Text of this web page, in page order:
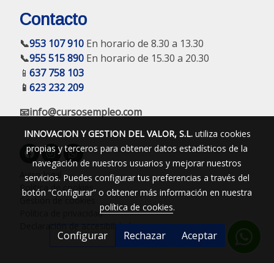
Contacto
📞953 107 910 En horario de 8.30 a 13.30
📞955 515 890 En horario de 15.30 a 20.30
📱 637 758 103
📱 623 232 209
📧info@cursosempleo.com
Aviso legal
Política de cookies
Gestión de cookies
Política de privacidad
Declaración de accesibilidad
INNOVACION Y GESTION DEL VALOR, S.L.utiliza cookies
propias y terceros para obtener datos estadísticos de la
navegación de nuestros usuarios y mejorar nuestros
servicios. Puedes configurar tus preferencias a través del
botón “Configurar” o obtener más información en nuestra
política de cookies.
Configurar Rechazar Aceptar